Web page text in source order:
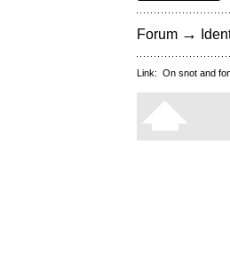
Forum →
Link: On snot and